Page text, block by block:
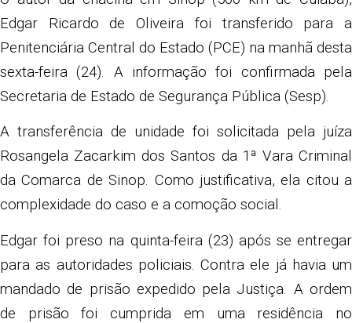
Edgar Ricardo de Oliveira foi transferido para a
Penitenciária Central do Estado (PCE) na manhã desta
sexta-feira (24). A informação foi confirmada pela
Secretaria de Estado de Segurança Pública (Sesp).
A transferência de unidade foi solicitada pela juíza
Rosangela Zacarkim dos Santos da 1ª Vara Criminal
da Comarca de Sinop. Como justificativa, ela citou a
complexidade do caso e a comoção social.
Edgar foi preso na quinta-feira (23) após se entregar
para as autoridades policiais. Contra ele já havia um
mandado de prisão expedido pela Justiça. A ordem
de prisão foi cumprida em uma residência no